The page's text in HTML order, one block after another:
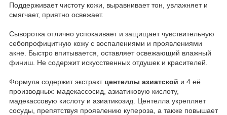
Поддерживает чистоту кожи, выравнивает тон, увлажняет и
смягчает, приятно освежает.
Сыворотка отлично успокаивает и защищает чувствительную
себопрофицитную кожу с воспалениями и проявлениями
акне. Быстро впитывается, оставляет освежающий влажный
финиш. Не содержит искусственных отдушек и красителей.
Формула содержит экстракт центеллы азиатской и 4 её
производных: мадекассосид, азиатиковую кислоту,
мадекассовую кислоту и азиатикозид. Центелла укрепляет
сосуды, препятствуя проявлению купероза, а также повышает